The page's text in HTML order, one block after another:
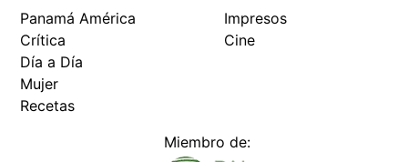
Panamá América
Crítica
Día a Día
Mujer
Recetas
Impresos
Cine
Miembro de: